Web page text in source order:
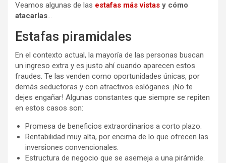
Veamos algunas de las estafas más vistas y cómo
atacarlas…
Estafas piramidales
En el contexto actual, la mayoría de las personas buscan
un ingreso extra y es justo ahí cuando aparecen estos
fraudes. Te las venden como oportunidades únicas, por
demás seductoras y con atractivos eslóganes. ¡No te
dejes engañar! Algunas constantes que siempre se repiten
en estos casos son:
Promesa de beneficios extraordinarios a corto plazo.
Rentabilidad muy alta, por encima de lo que ofrecen las
inversiones convencionales.
Estructura de negocio que se asemeja a una pirámide.